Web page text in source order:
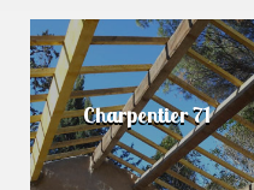
Charpentier 71